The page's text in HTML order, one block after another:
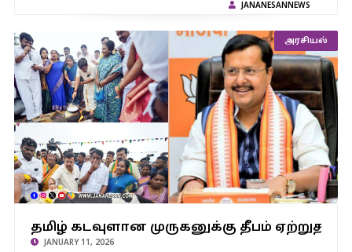
JANANESANNEWS
தமிழ் கடவுளான முருகனுக்கு தீபம் ஏற்றுதல் முதல் இந்து
நம்பிக்கைகளை கேலி செய்யும் திமுக – நிதின் நபின் குற்றச்சாட்டு
அரசியல்
தமிழ் கடவுளான முருகனுக்கு தீபம் ஏற்றுதல் ம
JANUARY 11, 2026